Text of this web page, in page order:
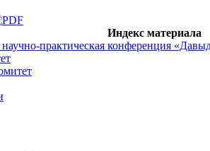
Индекс материала
практическая конференция